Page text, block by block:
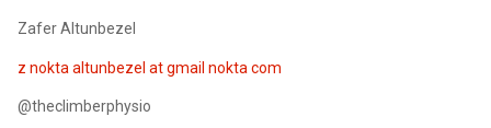
Zafer Altunbezel
z nokta altunbezel at gmail nokta com
@theclimberphysio